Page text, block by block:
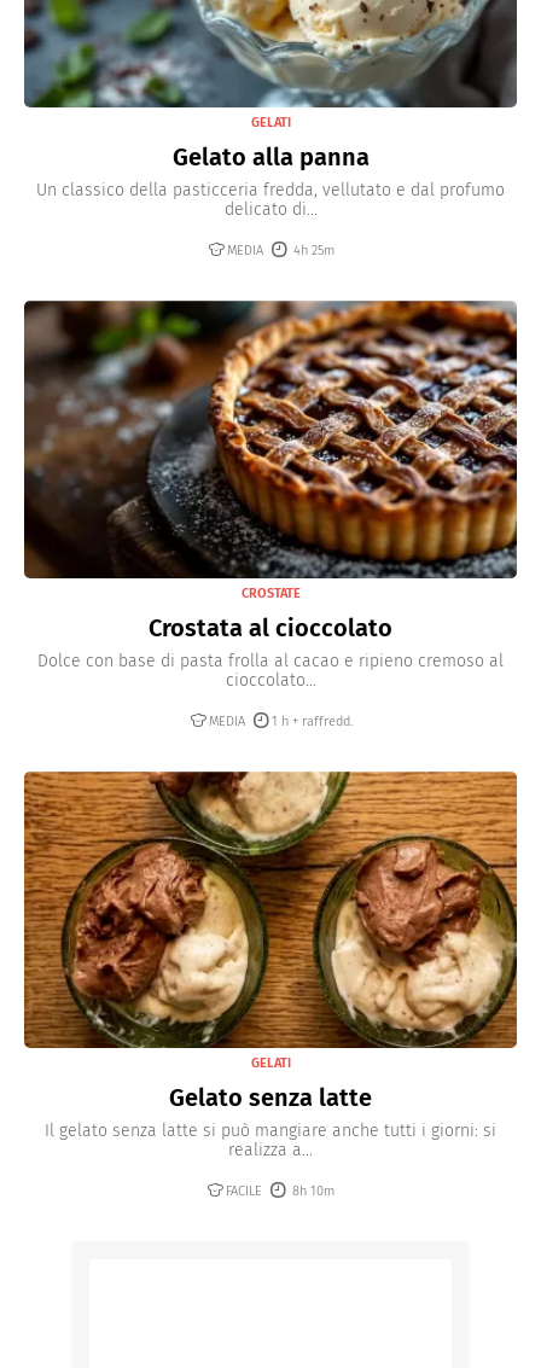
GELATI
Gelato alla panna
Un classico della pasticceria fredda, vellutato e dal profumo
delicato di...
MEDIA 4h 25m
CROSTATE
Crostata al cioccolato
Dolce con base di pasta frolla al cacao e ripieno cremoso al
cioccolato...
MEDIA 1 h + raffredd.
GELATI
Gelato senza latte
Il gelato senza latte si può mangiare anche tutti i giorni: si
realizza a...
FACILE 8h 10m